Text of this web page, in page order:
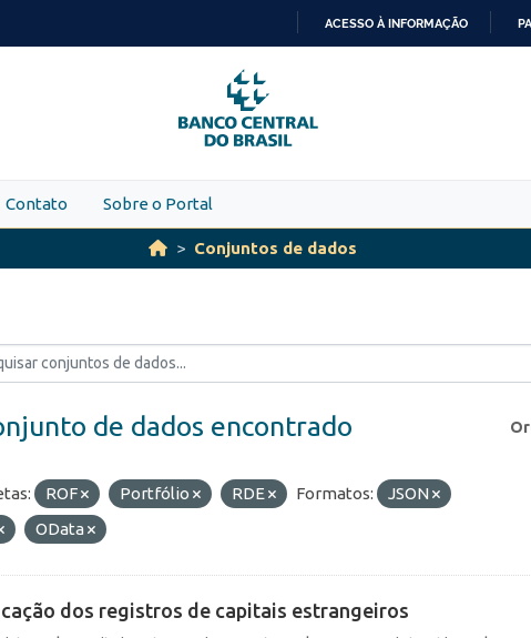
PARA
O
CONTEÚDO
ACESSO À INFORMAÇÃO
Contato Sobre o Portal
Conjuntos de dados
de dados encontrado
ROF Portfólio RDE Formatos:
JSON
OData
dos registros de capitais estrangeiros